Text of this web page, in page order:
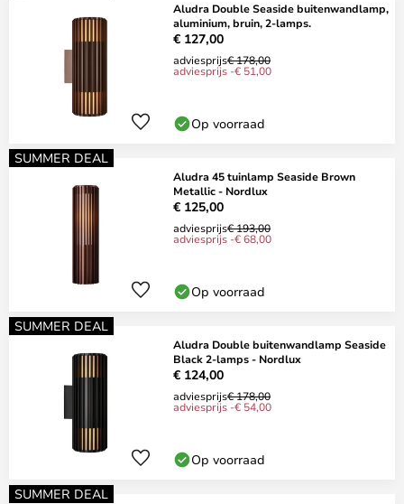
Aludra Double Seaside buitenwandlamp,
aluminium, bruin, 2-lamps.
€ 127,00
adviesprijs€ 178,00
adviesprijs -€ 51,00
Op voorraad
SUMMER DEAL
Aludra 45 tuinlamp Seaside Brown
Metallic - Nordlux
€ 125,00
adviesprijs€ 193,00
adviesprijs -€ 68,00
Op voorraad
SUMMER DEAL
Aludra Double buitenwandlamp Seaside
Black 2-lamps - Nordlux
€ 124,00
adviesprijs€ 178,00
adviesprijs -€ 54,00
Op voorraad
SUMMER DEAL